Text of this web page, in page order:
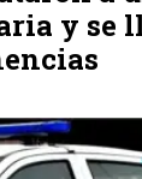
y se